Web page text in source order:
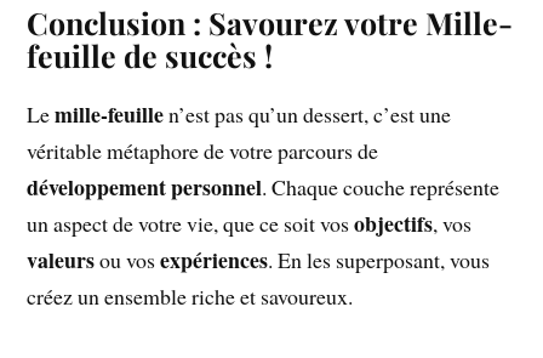
Conclusion : Savourez votre Mille-
feuille de succès !
Lemille-feuillen’est pas qu’un dessert, c’est une
véritable métaphore de votre parcours de
développement personnel. Chaque couche représente
un aspect de votre vie, que ce soit vosobjectifs, vos
valeursou vosexpériences. En les superposant, vous
créez un ensemble riche et savoureux.